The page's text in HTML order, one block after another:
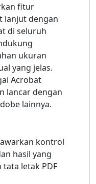
fitur
lanjut dengan
di seluruh
ukuran
yang jelas.
Acrobat
lancar dengan
lainnya.
kontrol
hasil yang
letak PDF